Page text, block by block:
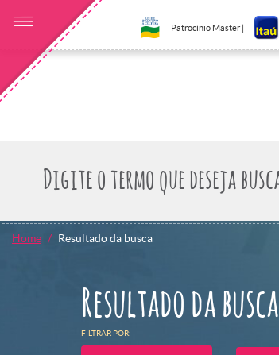
Patrocínio Master |
Home Resultado da busca
Resultado da busca
FILTRAR POR: